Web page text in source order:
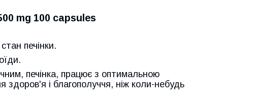
mg 100 capsules
печінки.
печінка, працює з оптимальною
здоров'я і благополуччя, ніж коли-небудь